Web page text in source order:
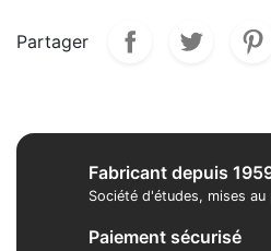
Partager
Fabricant depuis
Société d'études, mises
Paiement sécurisé